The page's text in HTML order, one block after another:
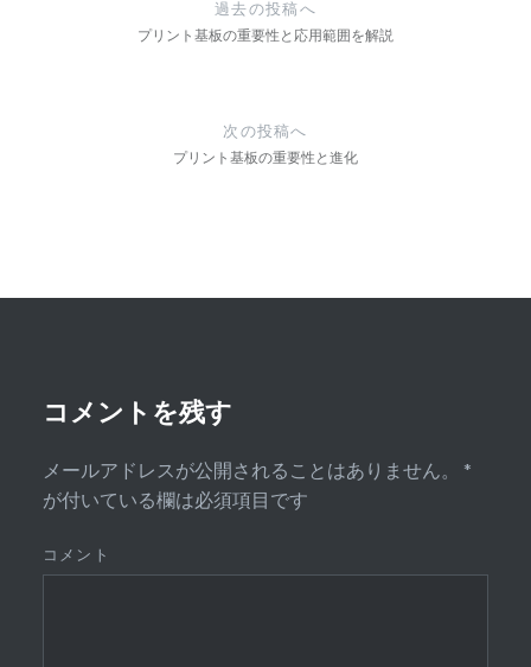
ン
過去の投稿へ
プリント基板の重要性と応用範囲を解説
次の投稿へ
プリント基板の重要性と進化
コメントを残す
メールアドレスが公開されることはありません。
*
が付いている欄は必須項目です
コメント